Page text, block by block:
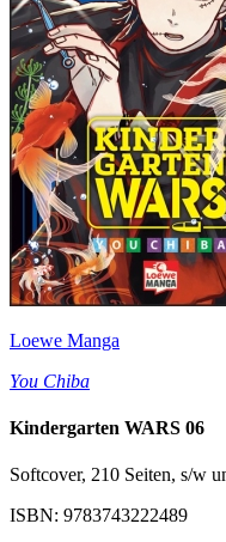
Loewe Manga
You Chiba
Kindergarten WARS 06
Softcover, 210 Seiten, s/w
ISBN: 9783743222489